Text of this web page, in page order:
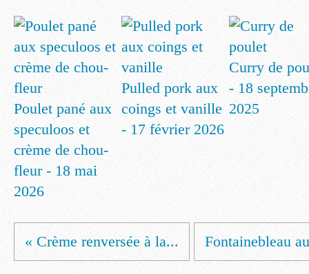
Poulet pané aux
speculoos et
crème de chou-
fleur - 18 mai
2026
Pulled pork aux
coings et vanille
- 17 février 2026
Curry de
- 18
2025
« Crème renversée à la... Fontainebleau